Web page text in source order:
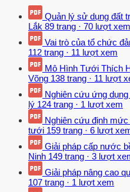
Quản lý sử dụng đất
Lắk 89 trang · 70 lượt xem
Vai trò của tổ chức
112 trang · 11 lượt xem
Mô Hình Tưới Thích
Võng 138 trang · 11 lượt
Nghiên cứu ứng
lý 124 trang · 1 lượt xem
Nghiên cứu định
tưới 159 trang · 6 lượt
Giải pháp cấp nước
Ninh 149 trang · 3 lượt
Giải pháp nâng cao
107 trang · 1 lượt xem